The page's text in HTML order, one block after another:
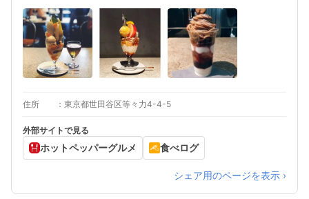
住所 東京都世田谷区等々力4-4-5
外部サイトで見る
ホットペッパーグルメ 食べログ
シェア用のページを表示 ›